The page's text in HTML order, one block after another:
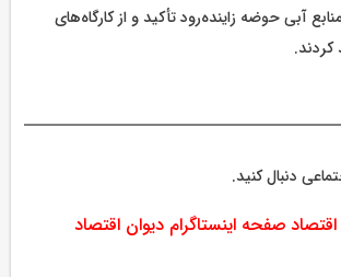
آبی حوضه زاینده‌رود تأکید و از کارگاه‌های
کردند.
دنبال کنید.
اقتصاد صفحه اینستاگرام دیوان اقتصاد